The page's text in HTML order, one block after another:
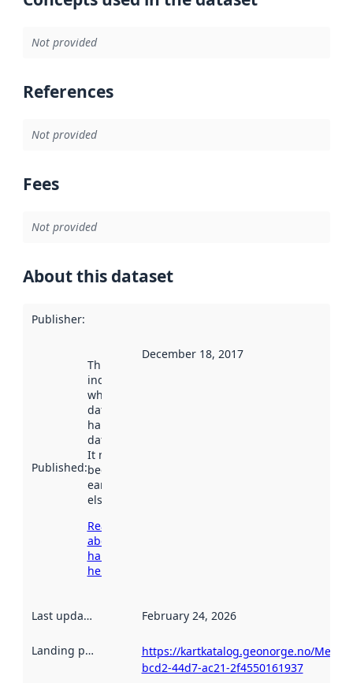
Not provided
References
Not provided
Fees
Not provided
About this dataset
Publisher:
Published:
This date
indicates
when the
dataset was
harvested by
data.norge.no.
It may have
been available
earlier
elsewhere.
Read more
about
harvesting
here
December 18, 2017
Last updated February 24, 2026
Landing page
https://kartkatalog.geonorge.no/
bcd2-44d7-ac21-2f4550161937